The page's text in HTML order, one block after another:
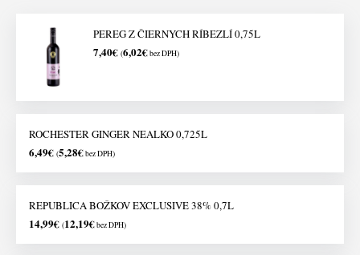
PEREG Z ČIERNYCH RÍBEZLÍ 0,75L
7,40€ (6,02€bez DPH)
ROCHESTER GINGER NEALKO 0,725L
6,49€ (5,28€bez DPH)
REPUBLICA BOŽKOV EXCLUSIVE 38% 0,7L
14,99€ (12,19€bez DPH)